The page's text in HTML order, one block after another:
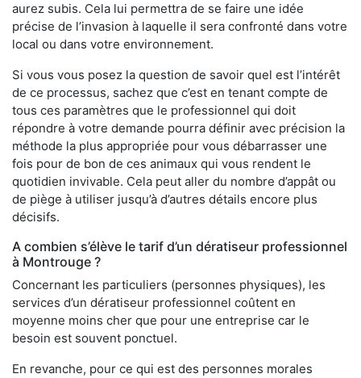
aurez subis. Cela lui permettra de se faire une idée
précise de l’invasion à laquelle il sera confronté dans votre
local ou dans votre environnement.
Si vous vous posez la question de savoir quel est l’intérêt
de ce processus, sachez que c’est en tenant compte de
tous ces paramètres que le professionnel qui doit
répondre à votre demande pourra définir avec précision la
méthode la plus appropriée pour vous débarrasser une
fois pour de bon de ces animaux qui vous rendent le
quotidien invivable. Cela peut aller du nombre d’appât ou
de piège à utiliser jusqu’à d’autres détails encore plus
décisifs.
A combien s’élève le tarif d’un dératiseur professionnel
à Montrouge ?
Concernant les particuliers (personnes physiques), les
services d’un dératiseur professionnel coûtent en
moyenne moins cher que pour une entreprise car le
besoin est souvent ponctuel.
En revanche, pour ce qui est des personnes morales